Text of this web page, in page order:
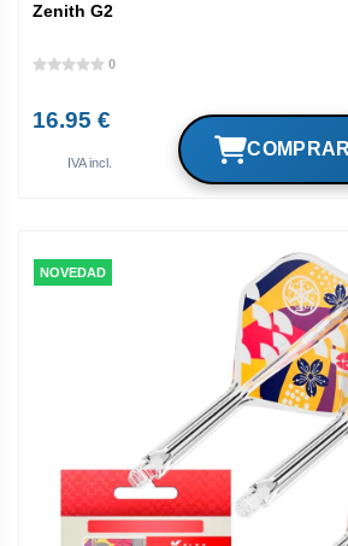
Zenith G2
0
16.95 €
IVA incl.
NOVEDAD